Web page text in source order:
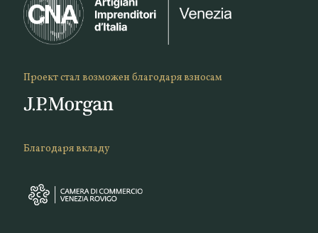
Проект стал возможен благодаря взносам
Благодаря вкладу